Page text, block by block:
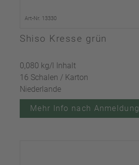
Art-Nr. 13330
Shiso Kresse grün
0,080 kg/l Inhalt
16 Schalen / Karton
Niederlande
Mehr Info nach Anmeldung